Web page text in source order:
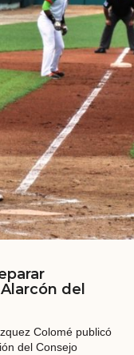
del
Colomé publicó
del Consejo